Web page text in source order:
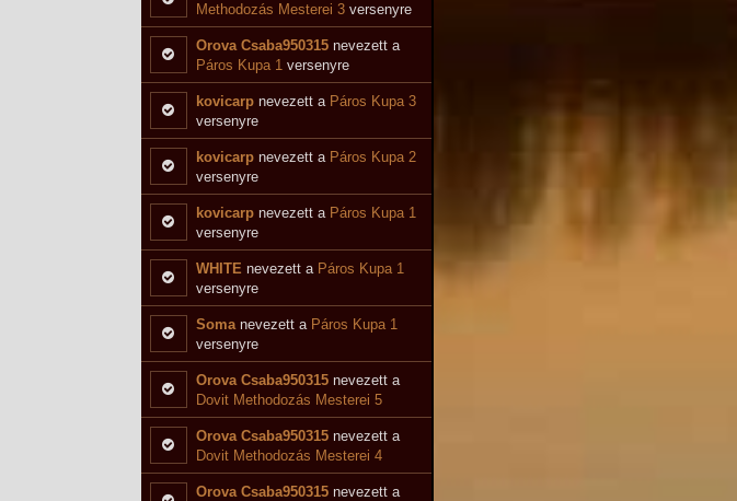
Methodozás Mesterei 3versenyre
Orova Csaba950315nevezett a
Páros Kupa 1versenyre
kovicarpnevezett a Páros Kupa 3
versenyre
kovicarpnevezett a Páros Kupa 2
versenyre
kovicarpnevezett a Páros Kupa 1
versenyre
WHITE nevezett a Páros Kupa 1
versenyre
Somanevezett a Páros Kupa 1
versenyre
Orova Csaba950315nevezett a
Dovit Methodozás Mesterei 5
versenyre
Orova Csaba950315nevezett a
Dovit Methodozás Mesterei 4
versenyre
Orova Csaba950315nevezett a